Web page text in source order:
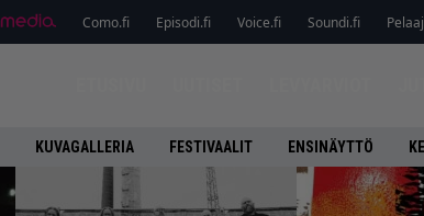
Como.fi Episodi.fi Voice.fi Soundi.fi
KUVAGALLERIA FESTIVAALIT ENSINÄYTTÖ